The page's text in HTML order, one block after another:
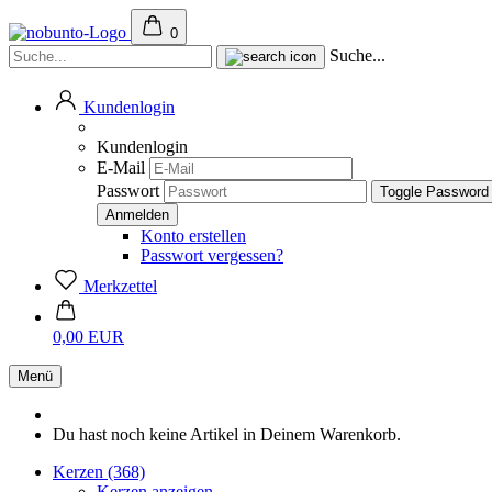
0
Suche...
Kundenlogin
Kundenlogin
E-Mail
Passwort
Toggle
Konto erstellen
Passwort vergessen?
Merkzettel
0,00 EUR
Menü
Du hast noch keine Artikel in Deinem Warenkorb.
Kerzen (368)